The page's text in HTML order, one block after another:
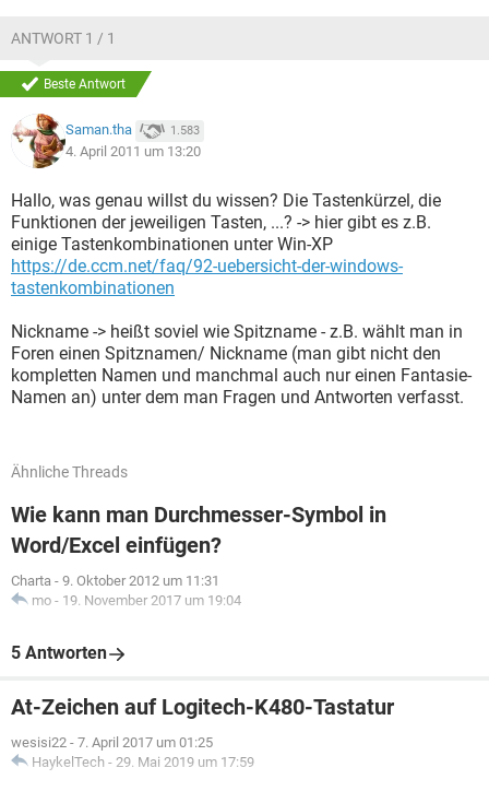
ANTWORT 1 / 1
Beste Antwort
Saman.tha 1.583
4. April 2011 um 13:20
Hallo, was genau willst du wissen? Die Tastenkürzel, die
Funktionen der jeweiligen Tasten, ...? -> hier gibt es z.B.
einige Tastenkombinationen unter Win-XP
https://de.ccm.net/faq/92-uebersicht-der-windows-
tastenkombinationen
Nickname -> heißt soviel wie Spitzname - z.B. wählt man in
Foren einen Spitznamen/ Nickname (man gibt nicht den
kompletten Namen und manchmal auch nur einen Fantasie-
Namen an) unter dem man Fragen und Antworten verfasst.
Ähnliche Threads
Wie kann man Durchmesser-Symbol in
Word/Excel einfügen?
Charta - 9. Oktober 2012 um 11:31
mo - 19. November 2017 um 19:04
5 Antworten
At-Zeichen auf Logitech-K480-Tastatur
wesisi22 - 7. April 2017 um 01:25
HaykelTech - 29. Mai 2019 um 17:59